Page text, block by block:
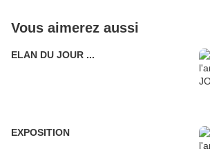
Vous aimerez aussi
ELAN DU JOUR ...
EXPOSITION